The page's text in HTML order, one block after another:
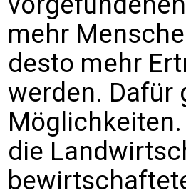
mehr
desto mehr
werden. Dafür
die